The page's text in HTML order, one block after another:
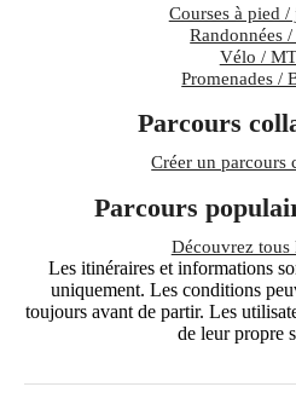
Courses à pied
Randonnées
Vélo /
Promenades /
Parcours
Créer un parcours
Parcours
Découvrez tous
Les itinéraires et informations
uniquement. Les conditions
toujours avant de partir. Les
de leur propre